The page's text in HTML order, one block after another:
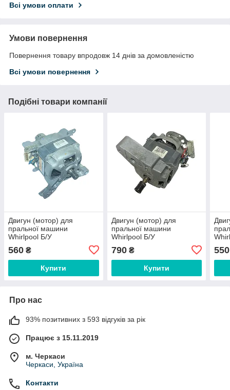
Всі умови оплати
Умови повернення
Повернення товару впродовж 14 днів за домовленістю
Всі умови повернення
Подібні товари компанії
Двигун (мотор) для
пральної машини
Whirlpool Б/У
560 ₴
Купити
Двигун (мотор) для
пральної машини
Whirlpool Б/У
790₴
Купити
550
Про нас
93% позитивних з 593 відгуків за рік
Працює з 15.11.2019
м. Черкаси
Черкаси, Україна
Контакти